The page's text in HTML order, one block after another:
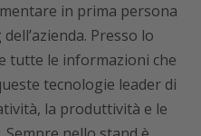
in prima persona
Presso lo
tutte le informazioni che
tecnologie leader di
la produttività e le